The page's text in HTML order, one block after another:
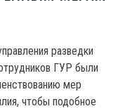
разведки
ГУР были
мер
чтобы подобное